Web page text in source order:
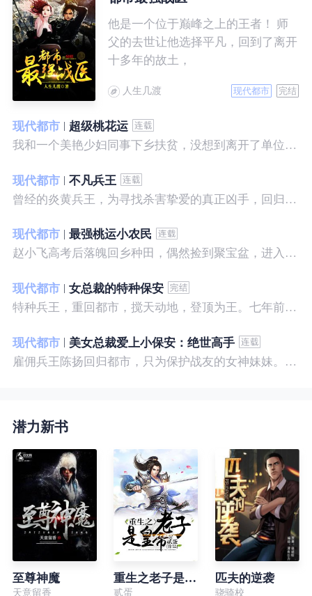
他是一个位于巅峰之上的王者！ 师
父的去世让他选择平凡，回到了离开
十多年的故土，
人生几渡 现代都市 完结
现代都市
超级桃花运
我和一个美艳少妇同事下乡扶贫，没想到离开了单位之后，她就性格大变……
现代都市
不凡兵王
曾经的炎黄兵王，为寻找杀害挚爱的真正凶手，回归都市，开始了一段精彩绝伦的征程。
现代都市
最强桃运小农民
赵小飞高考后落魄回乡种田，偶然捡到聚宝盆，进入聚宝洞，从此开启了发家致富、拳打村霸、坐拥美女的桃运巅峰人生！
现代都市
女总裁的特种保安
特种兵王，重回都市，搅天动地，登顶为王。七年前，他是社会底层的小混混，七年后，他是经历过战与火考验的特种兵王。
现代都市
美女总裁爱上小保安：绝世高手
雇佣兵王陈扬回归都市，只为保护战友的女神妹妹。繁华都市里，陈扬如鱼得水，，逍遥自在。
潜力新书
至尊神魔
天意留香
重生之老子是皇帝
贰蛋
匹夫的逆袭
骁骑校